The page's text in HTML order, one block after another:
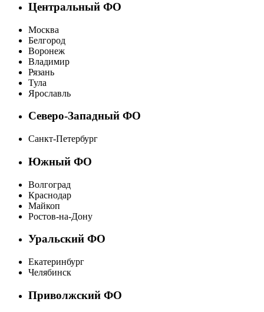
Центральный ФО
Москва
Белгород
Воронеж
Владимир
Рязань
Тула
Ярославль
Северо-Западный ФО
Санкт-Петербург
Южный ФО
Волгоград
Краснодар
Майкоп
Ростов-на-Дону
Уральский ФО
Екатеринбург
Челябинск
Приволжский ФО